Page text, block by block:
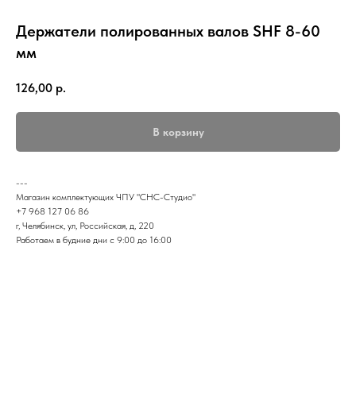
Держатели полированных валов SHF 8-60
мм
126,00 р.
В корзину
---
Магазин комплектующих ЧПУ "СНС-Студио"
+7 968 127 06 86
г, Челябинск, ул, Российская, д, 220
Работаем в будние дни с 9:00 до 16:00